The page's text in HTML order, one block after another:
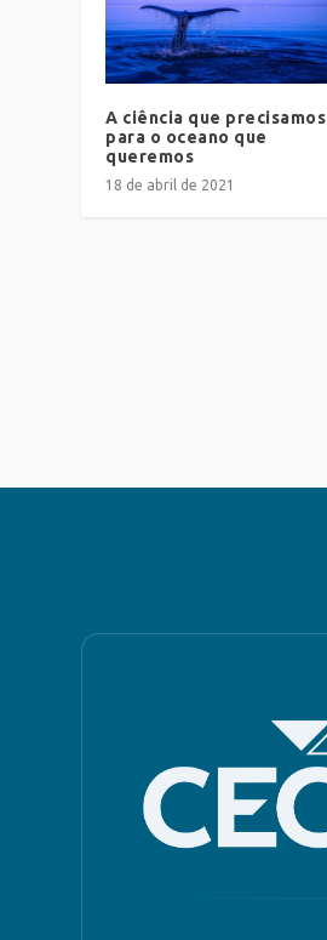
A ciência que precisamos
para o oceano que
queremos
18 de abril de 2021